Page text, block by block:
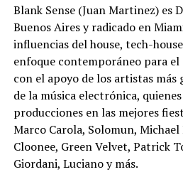
Blank Sense (Juan Martinez) es
Buenos Aires y radicado en
influencias del house, tech-
enfoque contemporáneo para
con el apoyo de los artistas más
de la música electrónica,
producciones en las mejores
Marco Carola, Solomun, Michael
Cloonee, Green Velvet, Patrick
Giordani, Luciano y más.